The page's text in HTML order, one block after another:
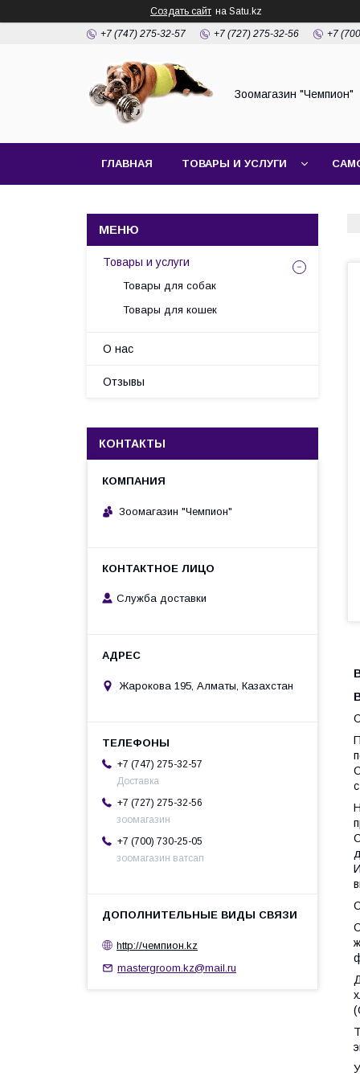
Создать сайт на Satu.kz
+7 (747) 275-32-57 +7 (727) 275-32-56 +7
Зоомагазин "Чемпион"
ГЛАВНАЯ ТОВАРЫ И УСЛУГИ
Товары и услуги
Товары для собак
Товары для кошек
О нас
Отзывы
КОНТАКТЫ
Зоомагазин "Чемпион"
Служба доставки
Жарокова 195, Алматы, Казахстан
+7 (747) 275-32-57
Доставка
+7 (727) 275-32-56
зоомагазин
+7 (700) 730-25-05
зоомагазин ватсап
http://чемпион.kz
mastergroom.kz@mail.ru